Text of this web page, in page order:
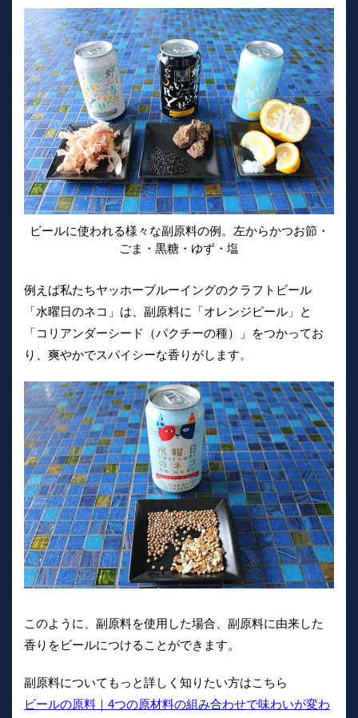
ビールに使われる様々な副原料の例。左からかつお節・
ごま・黒糖・ゆず・塩
例えば私たちヤッホーブルーイングのクラフトビール
「水曜日のネコ」は、副原料に「オレンジピール」と
「コリアンダーシード（パクチーの種）」をつかってお
り、爽やかでスパイシーな香りがします。
このように、副原料を使用した場合、副原料に由来した
香りをビールにつけることができます。
副原料についてもっと詳しく知りたい方はこちら
ビールの原料｜4つの原材料の組み合わせで味わいが変わ